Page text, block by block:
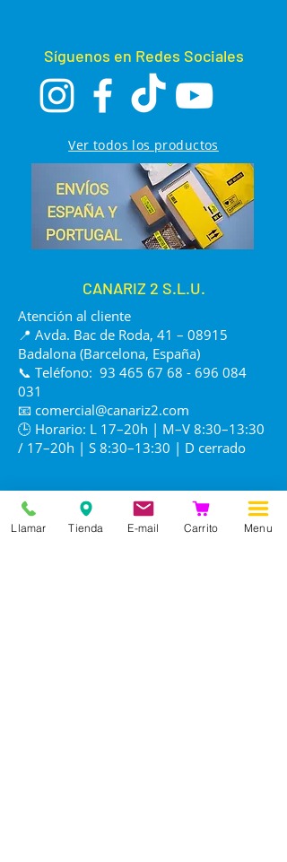
Síguenos en Redes Sociales
Ver todos los productos
CANARIZ 2 S.L.U.
Atención al cliente
📍 Avda. Bac de Roda, 41 – 08915
Badalona (Barcelona, España)
📞 Teléfono: 93 465 67 68 - 696 084
031
📧 comercial@canariz2.com
🕒 Horario: L 17–20h | M–V 8:30–13:30
/ 17–20h | S 8:30–13:30 | D cerrado
Llamar Tienda E-mail Carrito Menu